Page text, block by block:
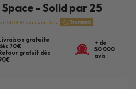
- Solid par 25
50000 avis vérifiés
gratuite
70€
gratuit dès
+ de
50 000
avis